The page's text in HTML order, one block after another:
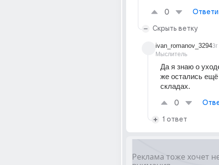
0
Скрыть ветку
ivan_romanov_3294
Мыслитель
3г
Да я знаю о
же остались
складах.
0
1 ответ